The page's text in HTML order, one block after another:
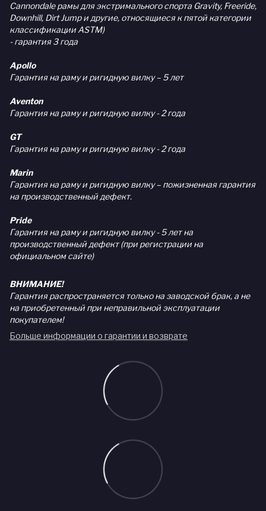
Cannondale рамы для экстримального спорта Gravity, Freeride,
Downhill, Dirt Jump и другие, относящиеся к пятой категории
классификации ASTM)
- гарантия 3 года
Apollo
Гарантия на раму и ригидную вилку – 5 лет
Aventon
Гарантия на раму и ригидную вилку - 2 года
GT
Гарантия на раму и ригидную вилку - 2 года
Marin
Гарантия на раму и ригидную вилку – пожизненная гарантия
на производственный дефект.
Pride
Гарантия на раму и ригидную вилку - 5 лет на
производственный дефект (при регистрации на
официальном сайте)
ВНИМАНИЕ!
Гарантия распространяется только на заводской брак, а не
на приобретенный при неправильной эксплуатации
покупателем!
Больше информации о гарантии и возврате